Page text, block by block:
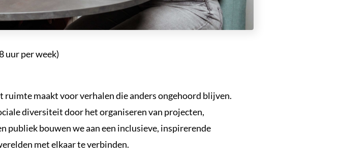
uur per week)
maakt voor verhalen die anders ongehoord blijven.
diversiteit door het organiseren van projecten,
publiek bouwen we aan een inclusieve, inspirerende
met elkaar te verbinden.